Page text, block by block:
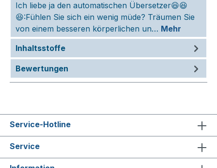
Ich liebe ja den automatischen Übersetzer😆😆
😆:Fühlen Sie sich ein wenig müde? Träumen Sie
von einem besseren körperlichen un… Mehr
Inhaltsstoffe
Bewertungen
Service-Hotline
Service